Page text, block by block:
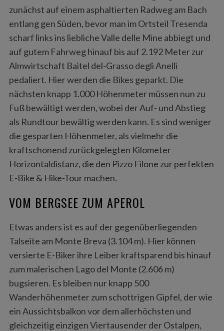
zunächst auf einem asphaltierten Radweg am Bach
entlang gen Süden, bevor man im Ortsteil Tresenda
scharf links ins liebliche Valle delle Mine abbiegt und
auf gutem Fahrweg hinauf bis auf 2.192 Meter zur
Almwirtschaft Baitel del-Grasso degli Anelli
pedaliert. Hier werden die Bikes geparkt. Die
nächsten knapp 1.000 Höhenmeter müssen nun zu
Fuß bewältigt werden, wobei der Auf- und Abstieg
als Rundtour bewältig werden kann. Es sind weniger
die gesparten Höhenmeter, als vielmehr die
kraftschonend zurückgelegten Kilometer
Horizontaldistanz, die den Pizzo Filone zur perfekten
E-Bike & Hike-Tour machen.
VOM BERGSEE ZUM APEROL
Etwas anders ist es auf der gegenüberliegenden
Talseite am Monte Breva (3.104 m). Hier können
versierte E-Biker ihre Leiber kraftsparend bis hinauf
zum malerischen Lago del Monte (2.606 m)
bugsieren. Es bleiben nur knapp 500
Wanderhöhenmeter zum schottrigen Gipfel, der wie
ein Aussichtsbalkon vor dem allerhöchsten und
gleichzeitig einzigen Viertausender der Ostalpen,